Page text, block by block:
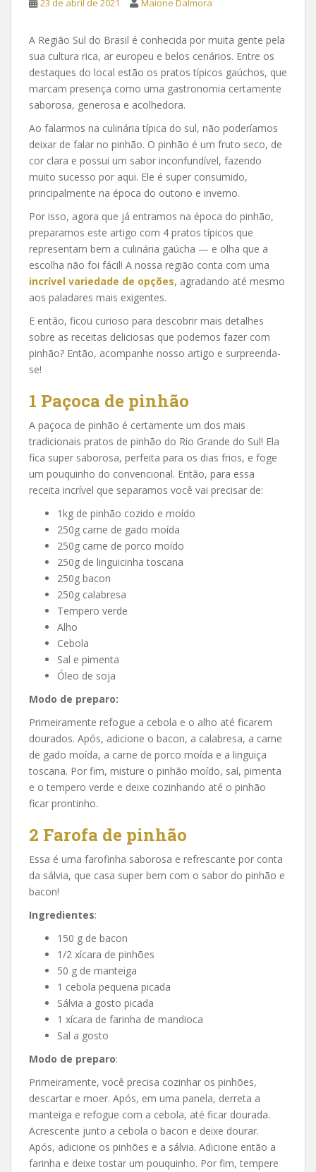
23 de abril de 2021 Maione Dalmora
A Região Sul do Brasil é conhecida por muita gente pela
sua cultura rica, ar europeu e belos cenários. Entre os
destaques do local estão os pratos típicos gaúchos, que
marcam presença como uma gastronomia certamente
saborosa, generosa e acolhedora.
Ao falarmos na culinária típica do sul, não poderíamos
deixar de falar no pinhão. O pinhão é um fruto seco, de
cor clara e possui um sabor inconfundível, fazendo
muito sucesso por aqui. Ele é super consumido,
principalmente na época do outono e inverno.
Por isso, agora que já entramos na época do pinhão,
preparamos este artigo com 4 pratos típicos que
representam bem a culinária gaúcha — e olha que a
escolha não foi fácil! A nossa região conta com uma
incrível variedade de opções, agradando até mesmo
aos paladares mais exigentes.
E então, ficou curioso para descobrir mais detalhes
sobre as receitas deliciosas que podemos fazer com
pinhão? Então, acompanhe nosso artigo e surpreenda-
se!
1 Paçoca de pinhão
A paçoca de pinhão é certamente um dos mais
tradicionais pratos de pinhão do Rio Grande do Sul! Ela
fica super saborosa, perfeita para os dias frios, e foge
um pouquinho do convencional. Então, para essa
receita incrível que separamos você vai precisar de:
1kg de pinhão cozido e moído
250g carne de gado moída
250g carne de porco moído
250g de linguicinha toscana
250g bacon
250g calabresa
Tempero verde
Alho
Cebola
Sal e pimenta
Óleo de soja
Modo de preparo:
Primeiramente refogue a cebola e o alho até ficarem
dourados. Após, adicione o bacon, a calabresa, a carne
de gado moída, a carne de porco moída e a linguiça
toscana. Por fim, misture o pinhão moído, sal, pimenta
e o tempero verde e deixe cozinhando até o pinhão
ficar prontinho.
2 Farofa de pinhão
Essa é uma farofinha saborosa e refrescante por conta
da sálvia, que casa super bem com o sabor do pinhão e
bacon!
Ingredientes:
150 g de bacon
1/2 xícara de pinhões
50 g de manteiga
1 cebola pequena picada
Sálvia a gosto picada
1 xícara de farinha de mandioca
Sal a gosto
Modo de preparo:
Primeiramente, você precisa cozinhar os pinhões,
descartar e moer. Após, em uma panela, derreta a
manteiga e refogue com a cebola, até ficar dourada.
Acrescente junto a cebola o bacon e deixe dourar.
Após, adicione os pinhões e a sálvia. Adicione então a
farinha e deixe tostar um pouquinho. Por fim, tempere